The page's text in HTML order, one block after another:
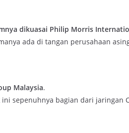
dikuasai Philip Morris
ada di tangan perusahaan
Malaysia.
sepenuhnya bagian dari jaringan